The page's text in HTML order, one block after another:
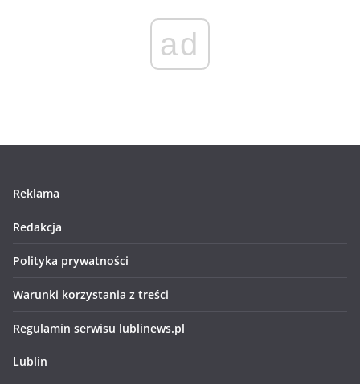
ad
Reklama
Redakcja
Polityka prywatności
Warunki korzystania z treści
Regulamin serwisu lublinews.pl
Lublin